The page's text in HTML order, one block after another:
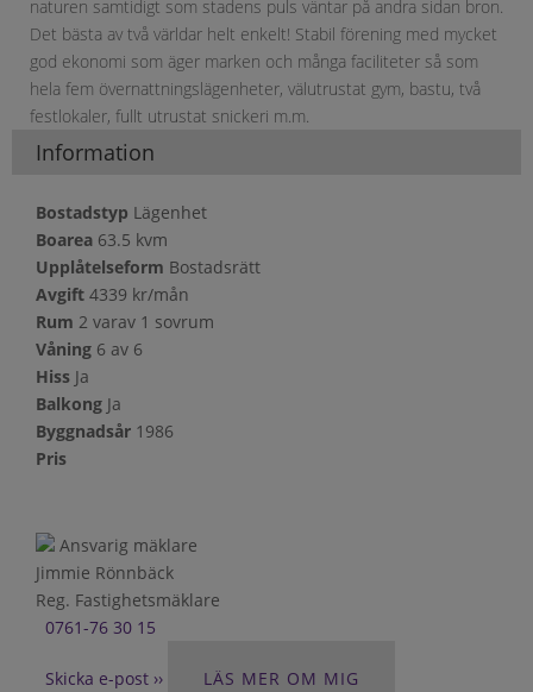
naturen samtidigt som stadens puls väntar på andra sidan bron.
Det bästa av två världar helt enkelt! Stabil förening med mycket
god ekonomi som äger marken och många faciliteter så som
hela fem övernattningslägenheter, välutrustat gym, bastu, två
festlokaler, fullt utrustat snickeri m.m.
Information
Bostadstyp Lägenhet
Boarea 63.5 kvm
Upplåtelseform Bostadsrätt
Avgift 4339 kr/mån
Rum 2 varav 1 sovrum
Våning 6 av 6
Hiss Ja
Balkong Ja
Byggnadsår 1986
Pris
Ansvarig mäklare
Jimmie Rönnbäck
Reg. Fastighetsmäklare
0761-76 30 15
Skicka e-post ›› LÄS MER OM MIG